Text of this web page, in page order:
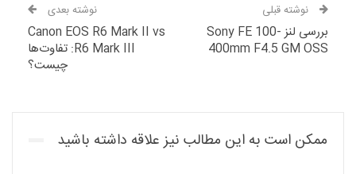
نوشته قبلی
بررسی لنز Sony FE 100-
400mm F4.5 GM OSS
نوشته بعدی
Canon EOS R6 Mark II vs
R6 Mark III: تفاوت‌ها
چیست؟
ممکن است به این مطالب نیز علاقه داشته باشید